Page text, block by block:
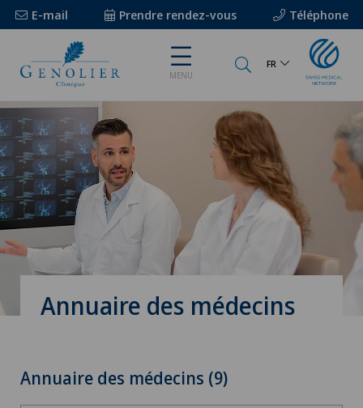
E-mail Prendre rendez-vous Téléphone
MENU
FR
Annuaire des médecins
Annuaire des médecins (9)